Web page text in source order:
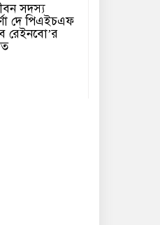
সদস্য
দে পিএইচএফ
রেইনবো’র